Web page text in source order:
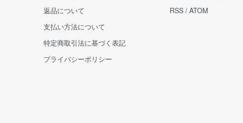
返品について
支払い方法について
特定商取引法に基づく表記
プライバシーポリシー
RSS / ATOM